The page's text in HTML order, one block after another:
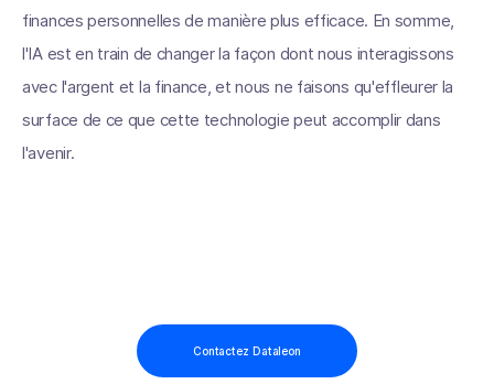
finances personnelles de manière plus efficace. En somme,
l'IA est en train de changer la façon dont nous interagissons
avec l'argent et la finance, et nous ne faisons qu'effleurer la
surface de ce que cette technologie peut accomplir dans
l'avenir.
Contactez Dataleon